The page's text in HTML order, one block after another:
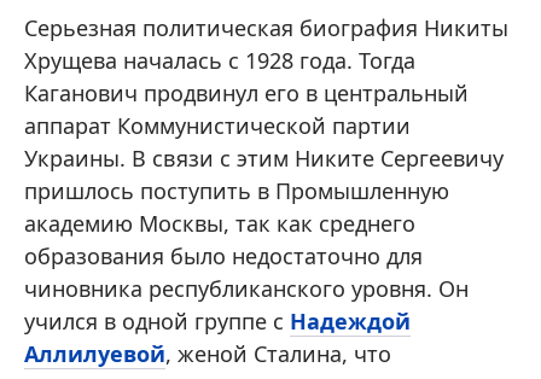
Серьезная политическая биография Никиты
Хрущева началась с 1928 года. Тогда
Каганович продвинул его в центральный
аппарат Коммунистической партии
Украины. В связи с этим Никите Сергеевичу
пришлось поступить в Промышленную
академию Москвы, так как среднего
образования было недостаточно для
чиновника республиканского уровня. Он
учился в одной группе с Надеждой
Аллилуевой, женой Сталина, что